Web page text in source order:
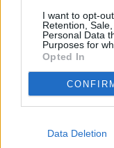
I want to opt-
Retention,
Personal Data
Purposes for
Opted In
Data Deletion
ενεργειακές κρίσεις